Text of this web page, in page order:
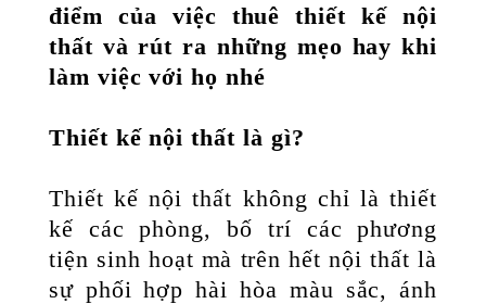
điểm của việc thuê thiết kế nội
thất và rút ra những mẹo hay khi
làm việc với họ nhé
Thiết kế nội thất là gì?
Thiết kế nội thất không chỉ là thiết
kế các phòng, bố trí các phương
tiện sinh hoạt mà trên hết nội thất là
sự phối hợp hài hòa màu sắc, ánh